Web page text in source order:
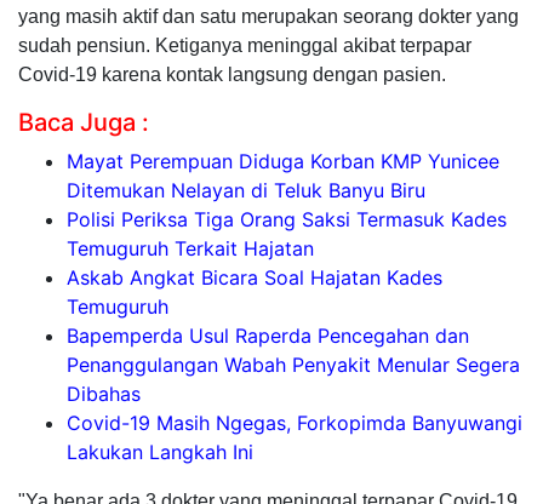
yang masih aktif dan satu merupakan seorang dokter yang
sudah pensiun. Ketiganya meninggal akibat terpapar
Covid-19 karena kontak langsung dengan pasien.
Baca Juga :
Mayat Perempuan Diduga Korban KMP Yunicee
Ditemukan Nelayan di Teluk Banyu Biru
Polisi Periksa Tiga Orang Saksi Termasuk Kades
Temuguruh Terkait Hajatan
Askab Angkat Bicara Soal Hajatan Kades
Temuguruh
Bapemperda Usul Raperda Pencegahan dan
Penanggulangan Wabah Penyakit Menular Segera
Dibahas
Covid-19 Masih Ngegas, Forkopimda Banyuwangi
Lakukan Langkah Ini